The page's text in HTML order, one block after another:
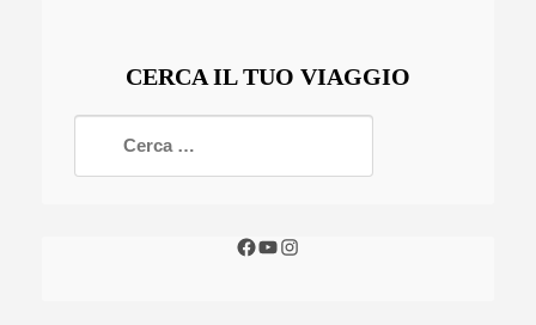
CERCA IL TUO VIAGGIO